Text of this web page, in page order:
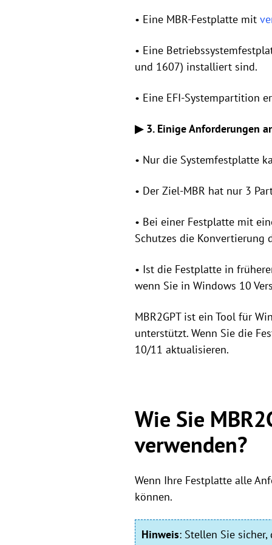
• Eine MBR-Festplatte mit
• Eine
und 1607) installiert sind.
• Eine EFI-Systempartition
▶ 3. Einige Anforderungen
• Nur die Systemfestplatte
• Der Ziel-MBR hat nur 3
• Bei einer Festplatte mit
Schutzes die Konvertierung
• Ist die Festplatte in
wenn Sie in Windows 10
MBR2GPT ist ein Tool für
unterstützt. Wenn Sie die
10/11 aktualisieren.
Wie Sie
verwenden?
Wenn Ihre Festplatte alle
können.
Hinweis: Stellen Sie